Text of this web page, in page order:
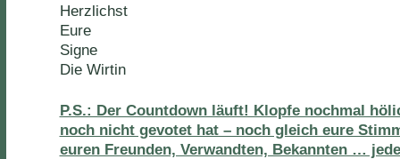
Herzlichst
Eure
Signe
Die Wirtin
P.S.: Der Countdown läuft! Klopfe nochmal
noch nicht gevotet hat – noch gleich eure
euren Freunden, Verwandten, Bekannten …